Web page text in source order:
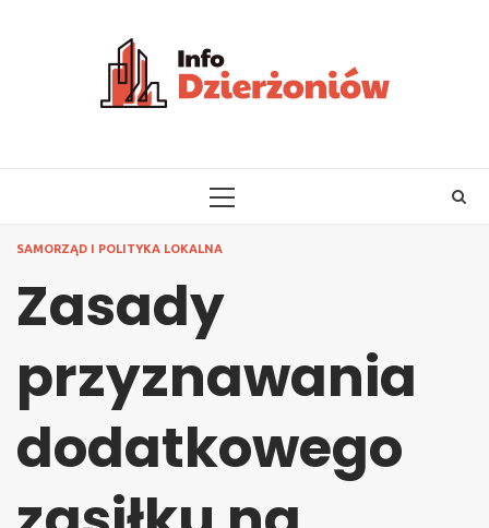
PRIMARY
SAMORZĄD I POLITYKA LOKALNA
Zasady
przyznawania
dodatkowego